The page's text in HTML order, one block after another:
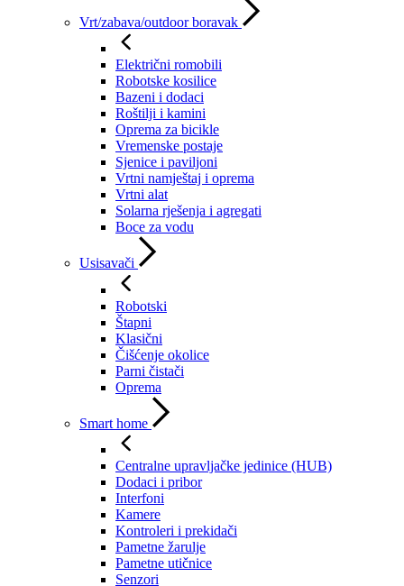
Vrt/zabava/outdoor boravak
Električni romobili
Robotske kosilice
Bazeni i dodaci
Roštilji i kamini
Oprema za bicikle
Vremenske postaje
Sjenice i paviljoni
Vrtni namještaj i oprema
Vrtni alat
Solarna rješenja i agregati
Boce za vodu
Usisavači
Robotski
Štapni
Klasični
Čišćenje okolice
Parni čistači
Oprema
Smart home
Centralne upravljačke jedinice (HUB)
Dodaci i pribor
Interfoni
Kamere
Kontroleri i prekidači
Pametne žarulje
Pametne utičnice
Senzori